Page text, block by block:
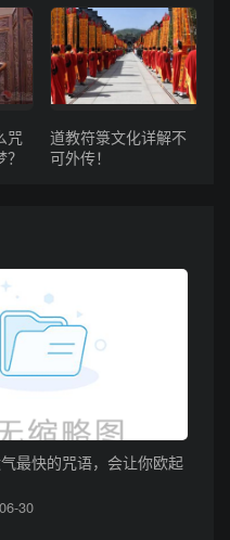
咒
道教符箓文化详解不
可外传！
最快的咒语，会让你欧起
30